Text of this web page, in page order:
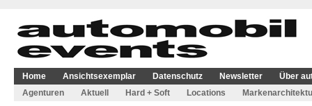
Home Ansichtsexemplar Datenschutz Newsletter
Über
Agenturen
Aktuell Hard + Soft Locations